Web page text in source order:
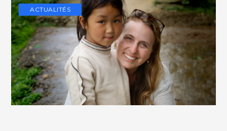
ACTUALITÉS